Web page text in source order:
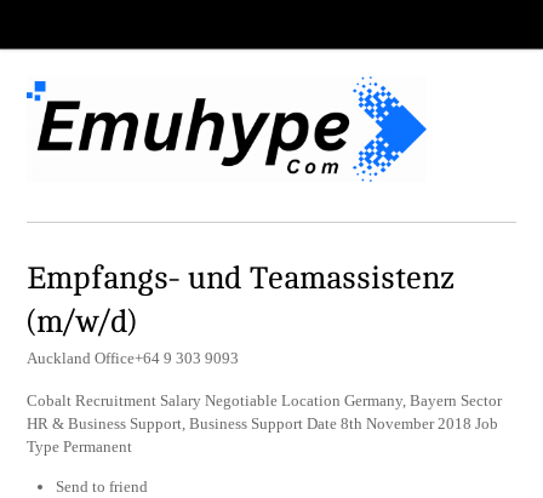
Empfangs- und Teamassistenz
(m/w/d)
Auckland Office+64 9 303 9093
Cobalt Recruitment Salary Negotiable Location Germany, Bayern Sector
HR & Business Support, Business Support Date 8th November 2018 Job
Type Permanent
Send to friend